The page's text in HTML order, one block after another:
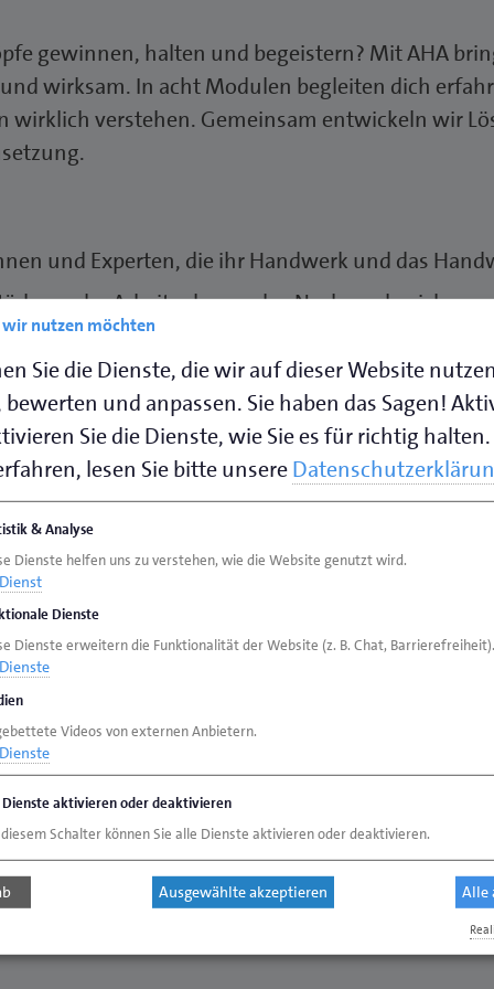
gewinnen, halten und begeistern? Mit AHA
wirksam. In acht Modulen begleiten dich
verstehen. Gemeinsam entwickeln wir
und Experten, die ihr Handwerk und das
der Arbeitgebermarke,
die zu dir und deinem Betrieb passen. Unsere
Zusätzlich besteht die Möglichkeit, zu
Mitarbeiter mitzunehmen – für maximale
und Arbeitgebermarke entwickeln
Steigerung der Ausbildungs- Qualität
kommunizieren und Fachkräfte
auf Umsetzungen, Erfolge und offene
nutzen möchten
Sie die Dienste, die wir auf dieser Website nutzen
und anpassen. Sie haben das Sagen!
Sie die Dienste, wie Sie es für richtig halten.
lesen Sie bitte unsere
& Analyse
Dienste helfen uns zu verstehen, wie die Website genutzt wird.
Dienst
Dienste
Dienste erweitern die Funktionalität der Website (z. B. Chat, Barrierefreiheit).
Dienste
Videos von externen Anbietern.
Dienste
Dienste aktivieren oder deaktivieren
Schalter können Sie alle Dienste aktivieren oder deaktivieren.
Ausgewählte akzeptieren Alle